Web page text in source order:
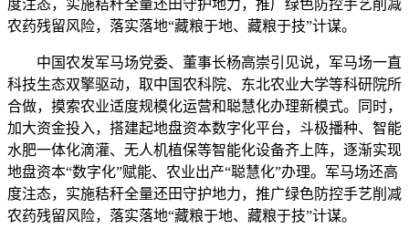
度注态，实施秸秆全量还田守护地力，推广绿色防控手艺削减
农药残留风险，落实落地“藏粮于地、藏粮于技”计谋。
中国农发军马场党委、董事长杨高崇引见说，军马场一直
科技生态双擎驱动，取中国农科院、东北农业大学等科研院所
合做，摸索农业适度规模化运营和聪慧化办理新模式。同时，
加大资金投入，搭建起地盘资本数字化平台，斗极播种、智能
水肥一体化滴灌、无人机植保等智能化设备齐上阵，逐渐实现
地盘资本“数字化”赋能、农业出产“聪慧化”办理。军马场还高
度注态，实施秸秆全量还田守护地力，推广绿色防控手艺削减
农药残留风险，落实落地“藏粮于地、藏粮于技”计谋。